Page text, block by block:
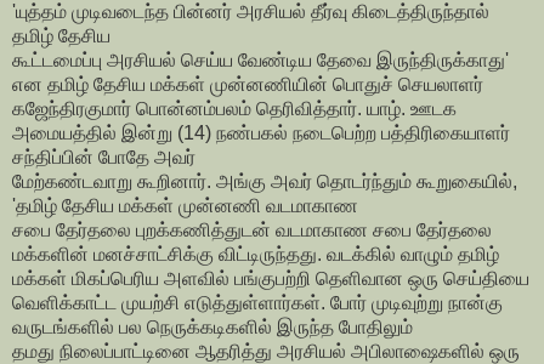
'யுத்தம் முடிவடைந்த பின்னர் அரசியல் தீர்வு கிடைத்திருந்தால்
தமிழ் தேசிய
கூட்டமைப்பு அரசியல் செய்ய வேண்டிய தேவை இருந்திருக்காது'
என தமிழ் தேசிய மக்கள் முன்னணியின் பொதுச் செயலாளர்
கஜேந்திரகுமார் பொன்னம்பலம் தெரிவித்தார். யாழ். ஊடக
அமையத்தில் இன்று (14) நண்பகல் நடைபெற்ற பத்திரிகையாளர்
சந்திப்பின் போதே அவர்
மேற்கண்டவாறு கூறினார். அங்கு அவர் தொடர்ந்தும் கூறுகையில்,
'தமிழ் தேசிய மக்கள் முன்னணி வடமாகாண
சபை தேர்தலை புறக்கணித்துடன் வடமாகாண சபை தேர்தலை
மக்களின் மனச்சாட்சிக்கு விட்டிருந்தது. வடக்கில் வாழும் தமிழ்
மக்கள் மிகப்பெரிய அளவில் பங்குபற்றி தெளிவான ஒரு செய்தியை
வெளிக்காட்ட முயற்சி எடுத்துள்ளார்கள். போர் முடிவுற்று நான்கு
வருடங்களில் பல நெருக்கடிகளில் இருந்த போதிலும்
தமது நிலைப்பாட்டினை ஆதரித்து அரசியல் அபிலாஷைகளில் ஒரு